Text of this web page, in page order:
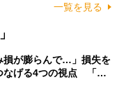
一覧を見る
損が膨らんで…」損失を
なげる4つの視点 「…